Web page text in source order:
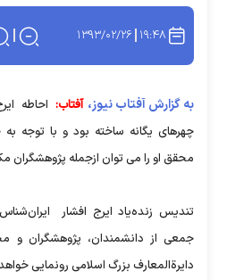
۱۹:۴۸ ۱۳۹۳/۰۲/۲۶
به گزارش آفتاب نیوز، آفتاب: احاطه
چهرهای یگانه ساخته بود و با توجه
محقق او را می توان ازجمله
تندیس زنده‌یاد ایرج افشار
جمعی از دانشمندان، پژوهشگران و
دایرة‌المعارف بزرگ اسلامی رونمایی